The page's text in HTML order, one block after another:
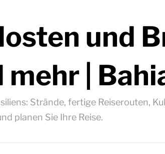
und
|
Strände, fertige Reiserouten,
planen Sie Ihre Reise.